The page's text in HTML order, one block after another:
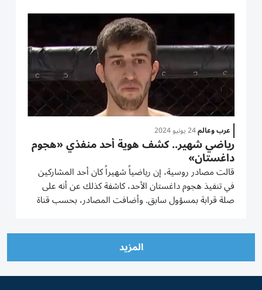
بعناية من...
عرب وعالم24 يونيو 2024
رياضي شهير.. كشف هوية أحد منفذي «هجوم
داغستان»
قالت مصادر روسية، إن رياضياً شهيراً كان أحد المشاركين
في تنفيذ هجوم داغستان الأحد، كاشفة كذلك عن أنه على
صلة قرابة بمسؤول سابق. وأضافت المصادر، بحسب قناة
المزيد